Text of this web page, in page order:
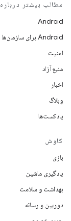
مطالب بیشتر درباره ANDROID
Android
Android برای سازمان‌ها
امنیت
منبع آزاد
اخبار
وبلاگ
پادکست‌ها
کاوش
بازی
یادگیری ماشین
بهداشت و سلامت
دوربین و رسانه